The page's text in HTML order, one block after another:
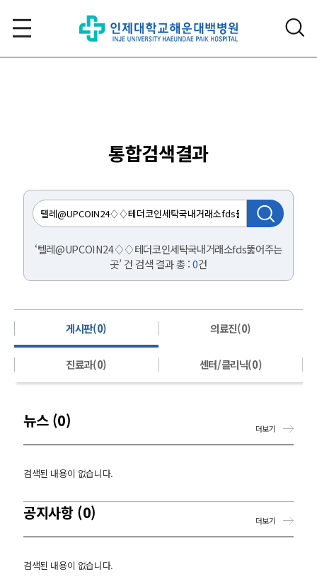
통합검색결과
‘텔레@UPCOIN24♢♢테더코인세탁국내거래소fds뚫어주는
곳’ 건 검색 결과 총 :0건
게시판(0) 의료진(0)
진료과(0) 센터/클리닉(0)
뉴스 (0)
검색된 내용이 없습니다.
더보기
공지사항 (0)
검색된 내용이 없습니다.
더보기